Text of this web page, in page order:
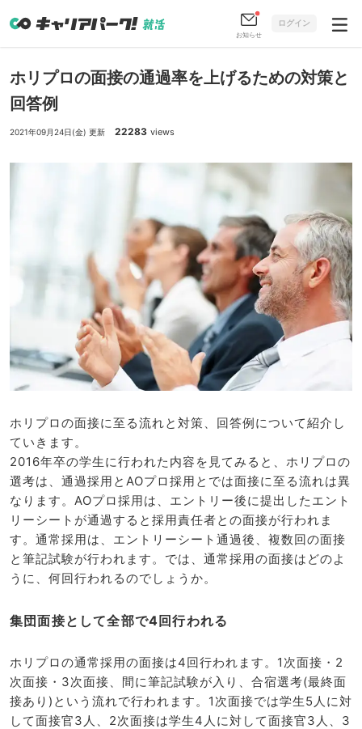
お知らせ
ログイン
ホリプロの面接の通過率を上げるための対策と
回答例
2021年09月24日(金) 更新 22283 views
ホリプロの面接に至る流れと対策、回答例について紹介し
ていきます。
2016年卒の学生に行われた内容を見てみると、ホリプロの
選考は、通過採用とAOプロ採用とでは面接に至る流れは異
なります。AOプロ採用は、エントリー後に提出したエント
リーシートが通過すると採用責任者との面接が行われま
す。通常採用は、エントリーシート通過後、複数回の面接
と筆記試験が行われます。では、通常採用の面接はどのよ
うに、何回行われるのでしょうか。
集団面接として全部で4回行われる
ホリプロの通常採用の面接は4回行われます。1次面接・2
次面接・3次面接、間に筆記試験が入り、合宿選考(最終面
接あり)という流れで行われます。1次面接では学生5人に対
して面接官3人、2次面接は学生4人に対して面接官3人、3